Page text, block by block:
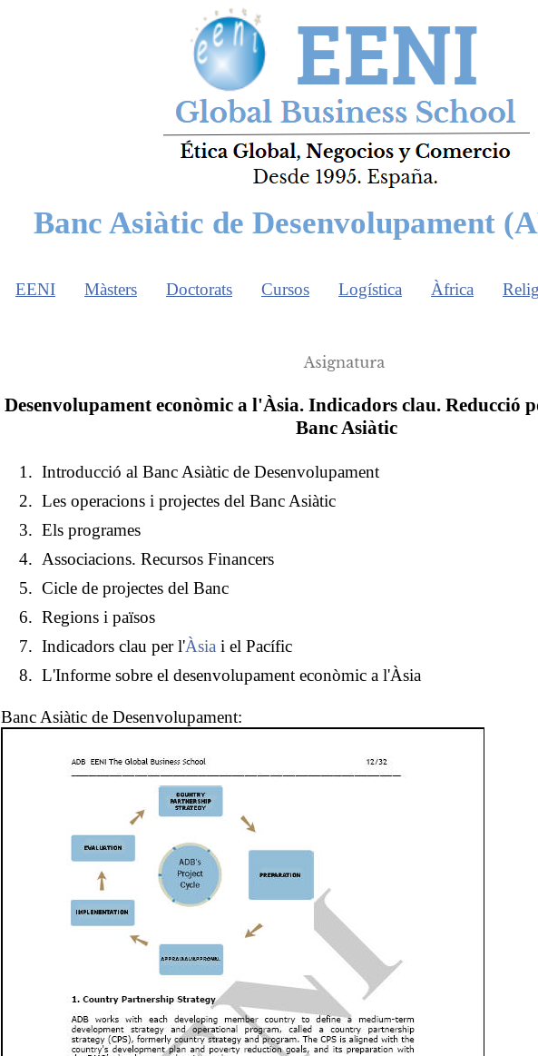
Banc Asiàtic de Desenvolupament
EENI Màsters Doctorats Cursos Logística Àfrica
Desenvolupament econòmic a l'Àsia. Indicadors clau. Reducció
Banc Asiàtic
Introducció al Banc Asiàtic de Desenvolupament
Les operacions i projectes del Banc Asiàtic
Els programes
Associacions. Recursos Financers
Cicle de projectes del Banc
Regions i països
Indicadors clau per l'Àsia i el Pacífic
L'Informe sobre el desenvolupament econòmic a l'Àsia
Banc Asiàtic de Desenvolupament: